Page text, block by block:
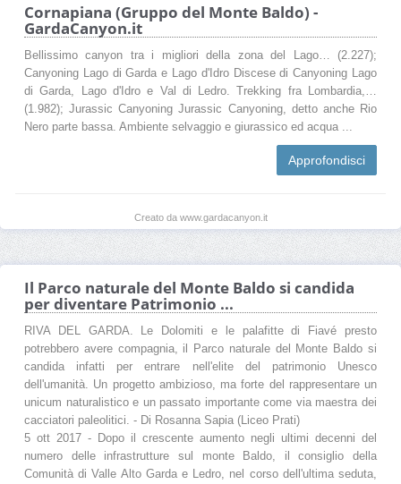
Cornapiana (Gruppo del Monte Baldo) -
GardaCanyon.it
Bellissimo canyon tra i migliori della zona del Lago… (2.227);
Canyoning Lago di Garda e Lago d'Idro Discese di Canyoning Lago
di Garda, Lago d'Idro e Val di Ledro. Trekking fra Lombardia,…
(1.982); Jurassic Canyoning Jurassic Canyoning, detto anche Rio
Nero parte bassa. Ambiente selvaggio e giurassico ed acqua ...
Approfondisci
Creato da www.gardacanyon.it
Il Parco naturale del Monte Baldo si candida
per diventare Patrimonio ...
RIVA DEL GARDA. Le Dolomiti e le palafitte di Fiavé presto
potrebbero avere compagnia, il Parco naturale del Monte Baldo si
candida infatti per entrare nell'elite del patrimonio Unesco
dell'umanità. Un progetto ambizioso, ma forte del rappresentare un
unicum naturalistico e un passato importante come via maestra dei
cacciatori paleolitici. - Di Rosanna Sapia (Liceo Prati)
5 ott 2017 - Dopo il crescente aumento negli ultimi decenni del
numero delle infrastrutture sul monte Baldo, il consiglio della
Comunità di Valle Alto Garda e Ledro, nel corso dell'ultima seduta,